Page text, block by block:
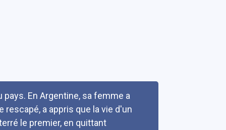
pays. En Argentine, sa femme a
rescapé, a appris que la vie d'un
le premier, en quittant